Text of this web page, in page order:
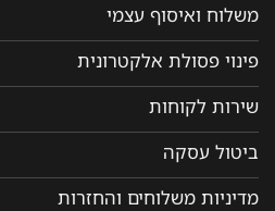
משלוח ואיסוף עצמי
פינוי פסולת אלקטרונית
שירות לקוחות
ביטול עסקה
מדיניות משלוחים והחזרות